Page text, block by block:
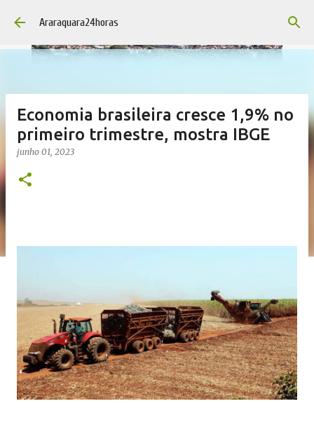
Pular para o conteúdo principal
Araraquara24horas
Economia brasileira cresce 1,9% no
primeiro trimestre, mostra IBGE
junho 01, 2023